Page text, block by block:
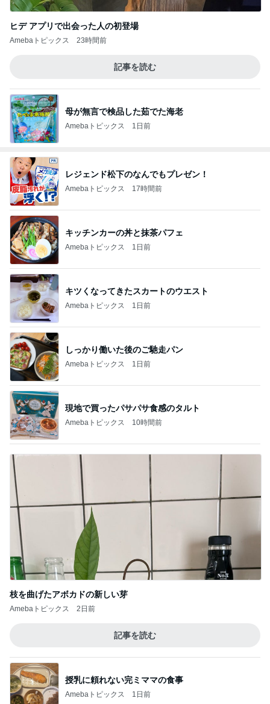
ヒデ アプリで出会った人の初登場
Amebaトピックス 23時間前
記事を読む
母が無言で検品した茹でた海老
Amebaトピックス 1日前
レジェンド松下のなんでもプレゼン！
Amebaトピックス 17時間前
キッチンカーの丼と抹茶パフェ
Amebaトピックス 1日前
キツくなってきたスカートのウエスト
Amebaトピックス 1日前
しっかり働いた後のご馳走パン
Amebaトピックス 1日前
現地で買ったパサパサ食感のタルト
Amebaトピックス 10時間前
枝を曲げたアボカドの新しい芽
Amebaトピックス 2日前
記事を読む
授乳に頼れない完ミママの食事
Amebaトピックス 1日前